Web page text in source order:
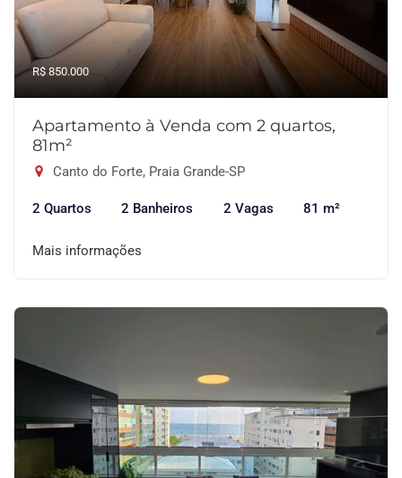
R$ 850.000
Apartamento à Venda com 2 quartos,
81m²
Canto do Forte, Praia Grande-SP
2 Quartos 2 Banheiros 2 Vagas 81 m²
Mais informações